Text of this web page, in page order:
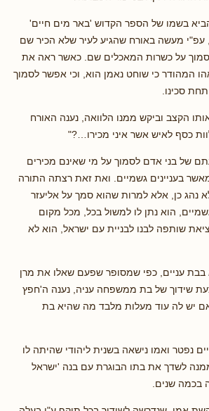
בשמו של הספר הקדוש 'באר מים חיים'
עפ"י מעשה באורח שהגיע לעיר שלא הכיר שם
על כשרות המאכלים שם. כאשר ראה את
המהודר כי שוחט נאמן הוא, וכי אפשר לסמוך
סכינו.
הקצב וביקש ממנו הלוואה, נענה האורח
כסף לאיש אשר איני מכירו…?"
של בני אדם לסמוך על מי שאינם מכירים
מאשר בעניינים גשמיים. ואת זאת רצתה התורה
נהג כן, אלא למרות שהוא סמך על אליעזר
הוא נתן לו למשול בכל, מכל מקום
שותפה לבנו לבניית עם ישראל, הוא לא
עניים, כפי שמסופר שפעם שאלו את מרן
שידוך של בת ממשפחה עניה, נענה ה'חפץ
אם יש לה עוד מעלות מלבד מה שהיא בת
נפטר ואמו נישאה בשנית ליהודי שהיתה לו
לשדך את בתו הבוגרת עם בנה 'ישראל
בכמה שנים.